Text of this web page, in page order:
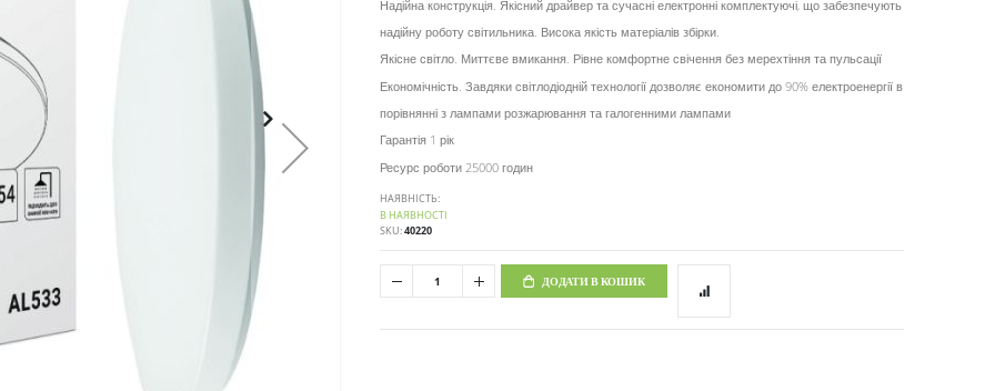
Надійна конструкція. Якісний драйвер та сучасні електронні комплектуючі, що забезпечують
надійну роботу світильника. Висока якість матеріалів збірки.
Якісне світло. Миттєве вмикання. Рівне комфортне свічення без мерехтіння та пульсації
Економічність. Завдяки світлодіодній технології дозволяє економити до 90% електроенергії в
порівнянні з лампами розжарювання та галогенними лампами
Гарантія 1 рік
Ресурс роботи 25000 годин
НАЯВНІСТЬ:
В НАЯВНОСТІ
SKU 40220
ДОДАТИ В КОШИК